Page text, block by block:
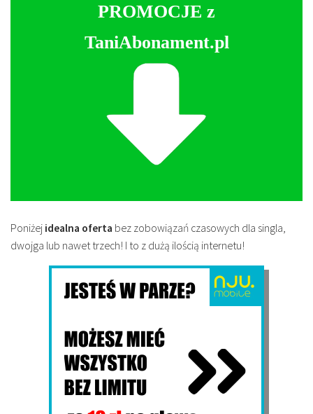
PROMOCJE z
TaniAbonament.pl
Poniżej idealna oferta bez zobowiązań czasowych dla singla,
dwojga lub nawet trzech! I to z dużą ilością internetu!